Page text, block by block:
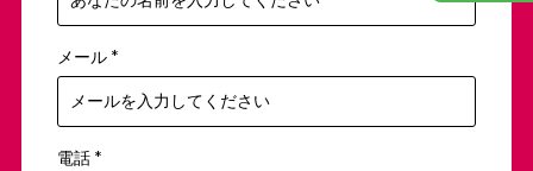
メール *
電話 *